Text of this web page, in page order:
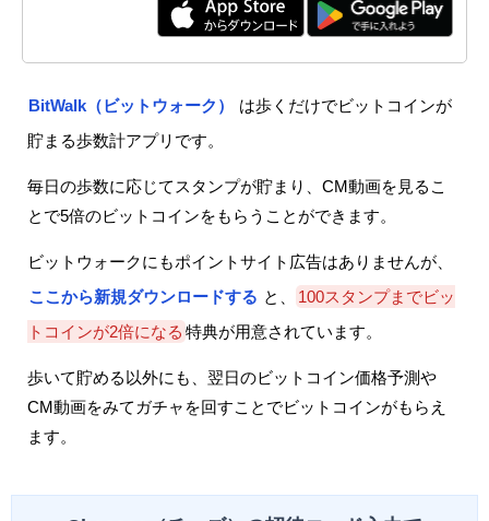
BitWalk（ビットウォーク）
は歩くだけでビットコインが
貯まる歩数計アプリです。
毎日の歩数に応じてスタンプが貯まり、CM動画を見るこ
とで5倍のビットコインをもらうことができます。
ビットウォークにもポイントサイト広告はありませんが、
ここから新規ダウンロードする と、
100スタンプまでビッ
トコインが2倍になる 特典が用意されています。
歩いて貯める以外にも、翌日のビットコイン価格予測や
CM動画をみてガチャを回すことでビットコインがもらえ
ます。